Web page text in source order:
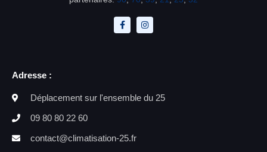
Adresse :
Déplacement sur l'ensemble du 25
09 80 80 22 60
contact@climatisation-25.fr